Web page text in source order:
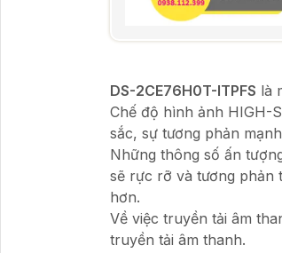
DS-2CE76H0T-ITPFS là
Chế độ hình ảnh HIGH-
sắc, sự tương phản
Những thông số ấn
sẽ rực rỡ và tương phản
hơn.
Về việc truyền tải âm
truyền tải âm thanh.